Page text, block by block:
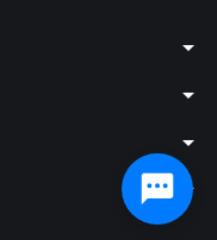
arrow_drop_down
arrow_drop_down
arrow_drop_down
arrow_drop_down